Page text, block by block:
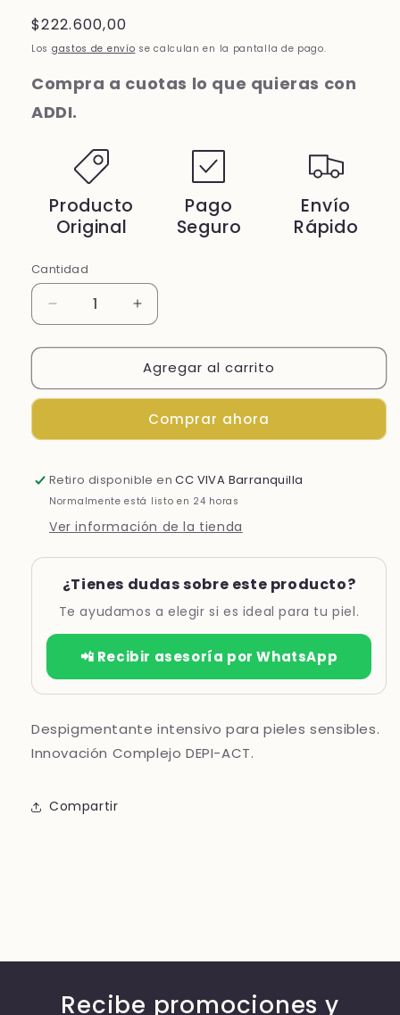
Precio
habitual
$222.600,00
Los gastos de envío se calculan en la pantalla de pago.
Compra a cuotas lo que quieras con
ADDI.
Producto
Original
Pago
Seguro
Envío
Rápido
Cantidad
Cantidad
Reducir
cantidad
para
SENSITIVE
BALM
Aumentar
cantidad
para
NEOTONE
SENSITIVE
BALM
*30ML
Agregar al carrito
Comprar ahora
Retiro disponible enCC VIVA Barranquilla
Normalmente está listo en 24 horas
Ver información de la tienda
¿Tienes dudas sobre este producto?
Te ayudamos a elegir si es ideal para tu piel.
📲 Recibir asesoría por WhatsApp
Despigmentante intensivo para pieles sensibles.
Innovación Complejo DEPI-ACT.
Compartir
Recibe promociones y